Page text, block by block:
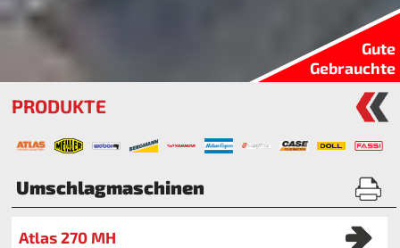
Gute
Gebrauchte
PRODUKTE
Umschlagmaschinen
Atlas 270 MH